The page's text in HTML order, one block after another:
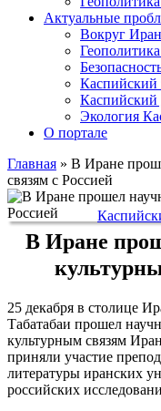
Актуальные
Вокруг
Каспийский
Каспийский
Экология
О портале
Главная » В Иране
связям с Россией
В Иране
25 декабря в столице
Табатабаи прошел
культурным связям
приняли участие
литературы иранских
российских